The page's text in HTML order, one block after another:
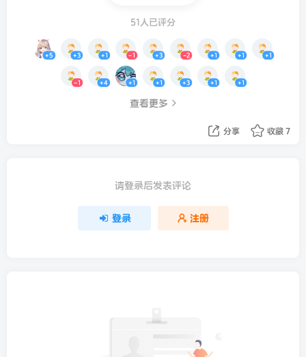
51人已评分
+5 +3 +1 -1 +3 -2 +1 +1 +1
-1 +4 +1 +1 +3 +1 +1
查看更多
分享 收藏 7
请登录后发表评论
登录 注册